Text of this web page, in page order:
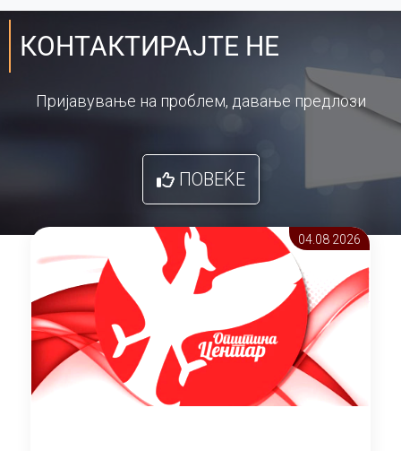
КОНТАКТИРАЈТЕ НЕ
Пријавување на проблем, давање предлози
ПОВЕЌЕ
04.08 2026